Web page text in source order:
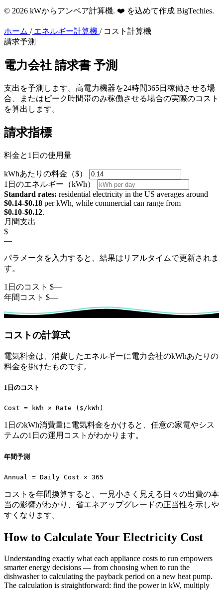
© 2026 kWからアンペア計算機. ❤️ を込めて作成 BigTechies.
ホーム /エネルギー計算機 /コスト計算機
請求予測
電力会社 請求書 予測
支出を予測します。高電力機器を24時間365日稼働させる場
合、またはピーク時間帯のみ稼働させる場合の実際のコスト
を算出します。
請求指標
料金と1日の使用量
kWhあたりの料金（$）
1日のエネルギー（kWh）
Standard rates: residential electricity in the US averages around
$0.14-$0.18 per kWh, while commercial can range from
$0.10-$0.12.
月間支出
$
—
パラメータを入力すると、結果はリアルタイムで更新されま
す。
1日のコスト $—
年間コスト $—
コストの計算式
電気料金は、消費したエネルギーに電力会社のkWhあたりの
料金を掛けたものです。
1日のコスト
Cost = kWh × Rate ($/kWh)
1日のkWh消費量に電気料金をかけると、任意の家電やシス
テムの1日の運用コストがわかります。
年間予測
Annual = Daily Cost × 365
コストを年間換算すると、一見小さく見える日々の出費の本
当の影響がわかり、省エネアップグレードの正当性を示しや
すくなります。
How to Calculate Your Electricity Cost
Understanding exactly what each appliance costs to run empowers
smarter energy decisions — from choosing when to run the
dishwasher to calculating the payback period on a new heat pump.
The calculation is straightforward: find the power in kW, multiply